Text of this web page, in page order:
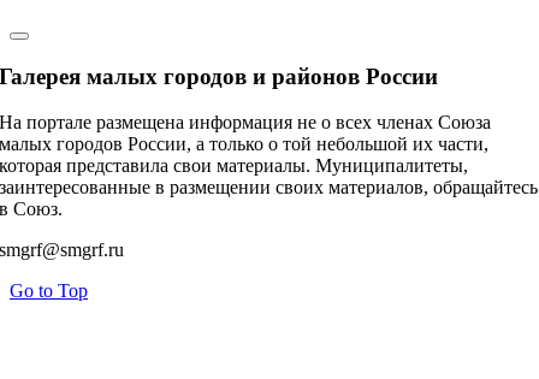
Галерея малых городов и районов России
На портале размещена информация не о всех членах Союза
малых городов России, а только о той небольшой их части,
которая представила свои материалы. Муниципалитеты,
заинтересованные в размещении своих материалов, обращайтесь
в Союз.
smgrf@smgrf.ru
Go to Top